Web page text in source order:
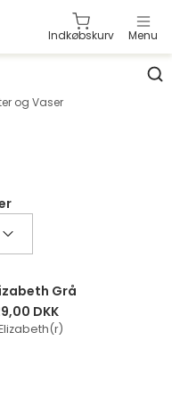
3 Category: 4
7 Vis
Indkøbskurv Menu
og Vaser
Grå
DKK